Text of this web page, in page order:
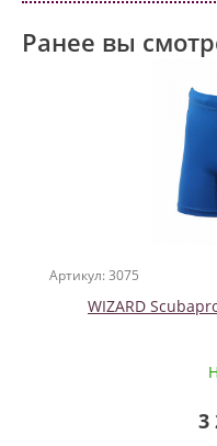
Ранее вы
Артикул: 3075
WIZARD
3